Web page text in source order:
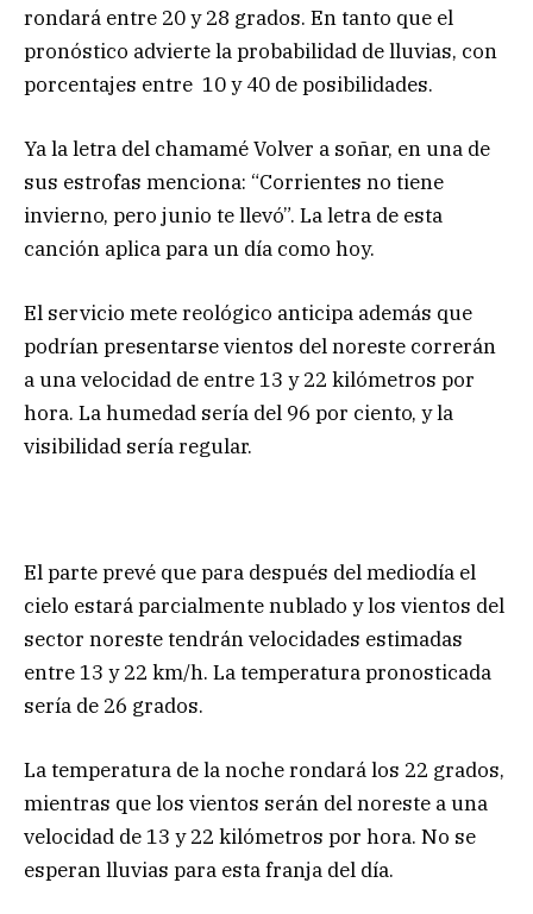
rondará entre 20 y 28 grados. En tanto que el
pronóstico advierte la probabilidad de lluvias, con
porcentajes entre 10 y 40 de posibilidades.
Ya la letra del chamamé Volver a soñar, en una de
sus estrofas menciona: “Corrientes no tiene
invierno, pero junio te llevó”. La letra de esta
canción aplica para un día como hoy.
El servicio mete reológico anticipa además que
podrían presentarse vientos del noreste correrán
a una velocidad de entre 13 y 22 kilómetros por
hora. La humedad sería del 96 por ciento, y la
visibilidad sería regular.
El parte prevé que para después del mediodía el
cielo estará parcialmente nublado y los vientos del
sector noreste tendrán velocidades estimadas
entre 13 y 22 km/h. La temperatura pronosticada
sería de 26 grados.
La temperatura de la noche rondará los 22 grados,
mientras que los vientos serán del noreste a una
velocidad de 13 y 22 kilómetros por hora. No se
esperan lluvias para esta franja del día.